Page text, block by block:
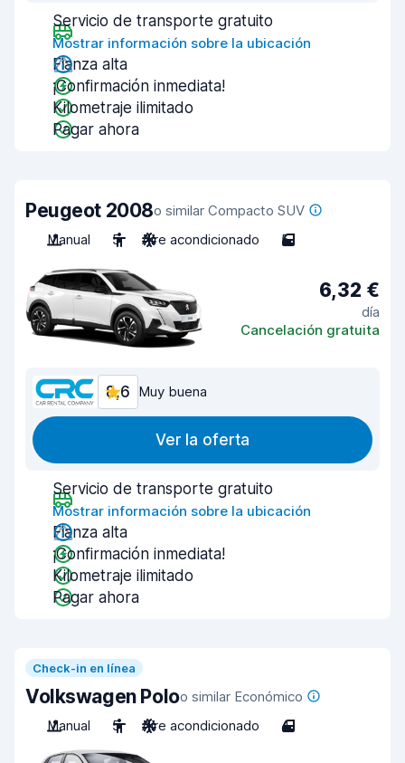
Servicio de transporte gratuito
Mostrar información sobre la ubicación
Fianza alta
¡Confirmación inmediata!
Kilometraje ilimitado
Pagar ahora
Peugeot 2008o similar Compacto SUV
Manual
5 Aire acondicionado 5
6,32 €
día
Cancelación gratuita
8,6 Muy buena
Ver la oferta
Servicio de transporte gratuito
Mostrar información sobre la ubicación
Fianza alta
¡Confirmación inmediata!
Kilometraje ilimitado
Pagar ahora
Check-in en línea
Volkswagen Poloo similar Económico
Manual
5 Aire acondicionado 4